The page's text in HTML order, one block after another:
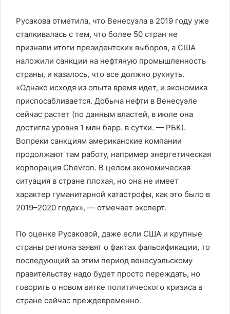
Русакова отметила, что Венесуэла в 2019 году уже
сталкивалась с тем, что более 50 стран не
признали итоги президентских выборов, а США
наложили санкции на нефтяную промышленность
страны, и казалось, что все должно рухнуть.
«Однако исходя из опыта время идет, и экономика
приспосабливается. Добыча нефти в Венесуэле
сейчас растет (по данным властей, в июле она
достигла уровня 1 млн барр. в сутки. — РБК).
Вопреки санкциям американские компании
продолжают там работу, например энергетическая
корпорация Chevron. В целом экономическая
ситуация в стране плохая, но она не имеет
характер гуманитарной катастрофы, как это было в
2019–2020 годах», — отмечает эксперт.
По оценке Русаковой, даже если США и крупные
страны региона заявят о фактах фальсификации, то
последующий за этим период венесуэльскому
правительству надо будет просто переждать, но
говорить о новом витке политического кризиса в
стране сейчас преждевременно.